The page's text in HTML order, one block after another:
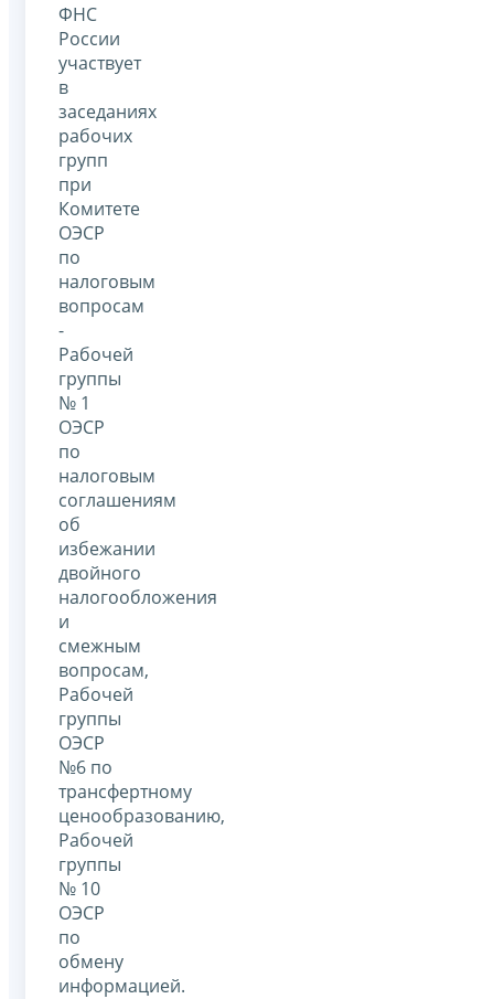
ФНС
России
участвует
в
заседаниях
рабочих
групп
при
Комитете
ОЭСР
по
налоговым
вопросам
-
Рабочей
группы
№ 1
ОЭСР
по
налоговым
соглашениям
об
избежании
двойного
налогообложения
и
смежным
вопросам,
Рабочей
группы
ОЭСР
№6 по
трансфертному
ценообразованию,
Рабочей
группы
№ 10
ОЭСР
по
обмену
информацией.